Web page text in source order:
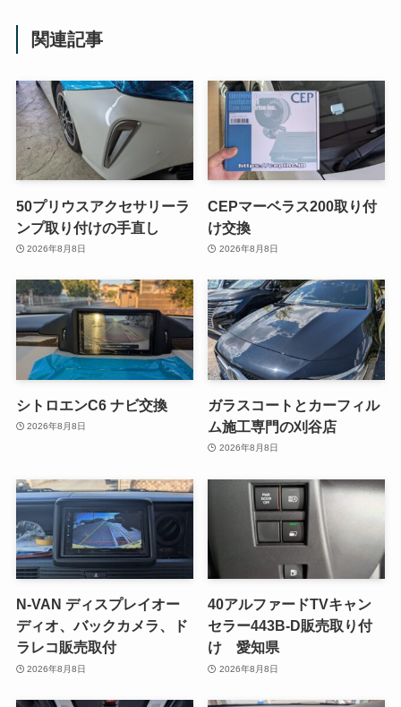
関連記事
50プリウスアクセサリーラ
ンプ取り付けの手直し
2026年8月8日
CEPマーベラス200取り付
け交換
2026年8月8日
シトロエンC6 ナビ交換
2026年8月8日
ガラスコートとカーフィル
ム施工専門の刈谷店
2026年8月8日
N-VAN ディスプレイオー
ディオ、バックカメラ、ド
ラレコ販売取付
2026年8月8日
40アルファードTVキャン
セラー443B-D販売取り付
け 愛知県
2026年8月8日